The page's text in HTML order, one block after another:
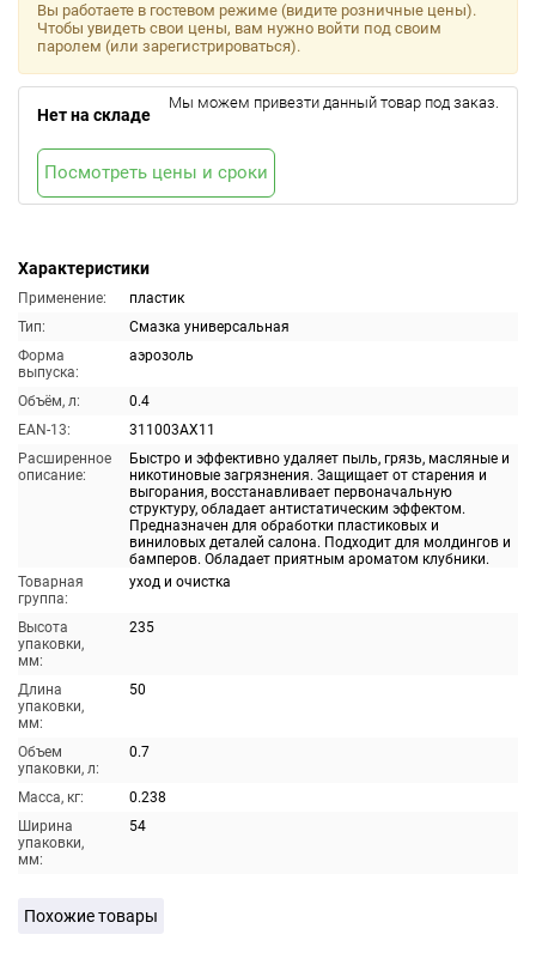
Характеристики
Применение:
пластик
Тип:
Смазка универсальная
Форма
выпуска:
аэрозоль
Объём, л:
0.4
EAN-13:
311003AX11
Расширенное
описание:
Быстро и эффективно удаляет пыль, грязь, масляные и
никотиновые загрязнения. Защищает от старения и
выгорания, восстанавливает первоначальную
структуру, обладает антистатическим эффектом.
Предназначен для обработки пластиковых и
виниловых деталей салона. Подходит для молдингов и
бамперов. Обладает приятным ароматом клубники.
Товарная
группа:
уход и очистка
Высота
упаковки,
мм:
235
Длина
упаковки,
мм:
50
Объем
упаковки, л:
0.7
Масса, кг:
0.238
Ширина
упаковки,
мм:
54
Вы работаете в гостевом режиме (видите розничные цены).
Чтобы увидеть свои цены, вам нужно войти под своим
паролем (или зарегистрироваться).
Нет на складе
Мы можем привезти данный товар под заказ.
Посмотреть цены и сроки
Похожие товары